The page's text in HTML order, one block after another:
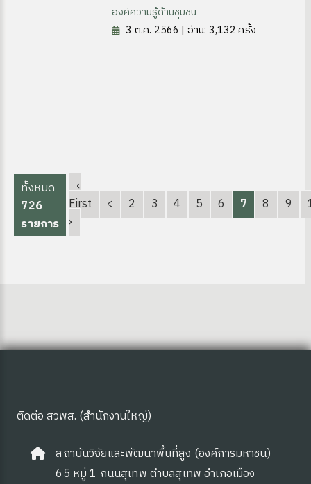
องค์ความรู้ด้านชุมชน
3 ต.ค. 2566 | อ่าน: 3,132 ครั้ง
ทั้งหมด
726
รายการ
‹
First
< 2 3 4 5 6 7 8 9
›
ติดต่อ สวพส. (สำนักงานใหญ่)
สถาบันวิจัยและพัฒนาพื้นที่สูง (องค์การมหาชน)
65 หมู่ 1 ถนนสุเทพ ตำบลสุเทพ อำเภอเมือง